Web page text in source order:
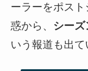
ーラーをポス
惑から、
シー
いう報道も出て